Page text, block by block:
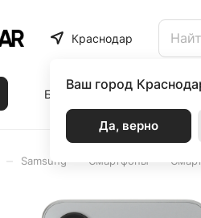
Краснодар
Ваш город
Да, верно
Бренды Статьи Акции
Samsung Смартфоны